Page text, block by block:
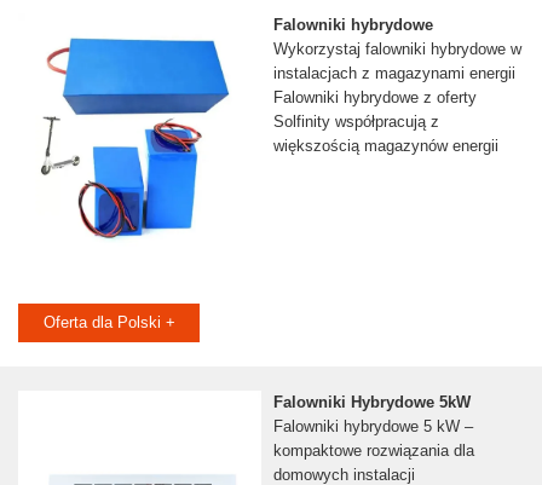
Falowniki hybrydowe
Wykorzystaj falowniki hybrydowe w
instalacjach z magazynami energii
Falowniki hybrydowe z oferty
Solfinity współpracują z
większością magazynów energii
Oferta dla Polski +
Falowniki Hybrydowe 5kW
Falowniki hybrydowe 5 kW –
kompaktowe rozwiązania dla
domowych instalacji